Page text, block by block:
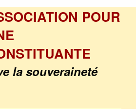
POUR
la souveraineté